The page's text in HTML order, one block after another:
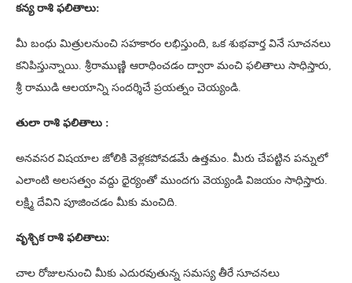
కన్య రాశి ఫలితాలు:
మీ బంధు మిత్రులనుంచి సహకారం లభిస్తుంది, ఒక శుభవార్త వినే సూచనలు
కనిపిస్తున్నాయి. శ్రీరాముణ్ణి ఆరాధించడం ద్వారా మంచి ఫలితాలు సాధిస్తారు,
శ్రీ రాముడి ఆలయాన్ని సందర్శిచే ప్రయత్నం చెయ్యండి.
తులా రాశి ఫలితాలు :
అనవసర విషయాల జోలికి వెళ్లకపోవడమే ఉత్తమం. మీరు చేపట్టిన పన్నులో
ఎలాంటి అలసత్వం వద్దు ధైర్యంతో ముందగు వెయ్యండి విజయం సాధిస్తారు.
లక్ష్మి దేవిని పూజించడం మీకు మంచిది.
వృశ్చిక రాశి ఫలితాలు:
చాల రోజులనుంచి మీకు ఎదురవుతున్న సమస్య తీరే సూచనలు